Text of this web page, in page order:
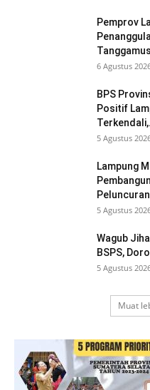
Pemprov
Tanggamus
6 Agustus
BPS
Positif
5 Agustus
Lampung
5 Agustus
Wagub
BSPS,
5 Agustus
Muat